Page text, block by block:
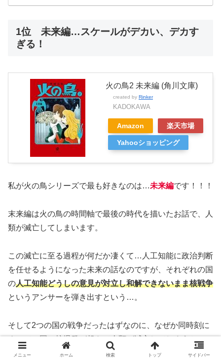
1位 未来編…スケールがデカい、デカす
ぎる！
火の鳥2 未来編 (角川文庫)
created by Rinker
KADOKAWA
Amazon 楽天市場
Yahooショッピング
私が火の鳥シリーズで最も好きなのは…未来編です！！！
末来編は火の鳥の時間軸で最後の時代を描いたお話で、人
類が滅亡してしまいます。
この滅亡に至る過程が何だか凄くて…人工知能に政治判断
を任せるようになった未来の話なのですが、それぞれの国
の人工知能どうしの意見が対立し和解できないまま核戦争
というアンサーを弾き出すという…。
そして2つの国の戦争だったはずなのに、なぜか同時刻に
すべての国で核爆発が起きて人類が滅亡してしまうとい
う、物語の中では種明かしがされない謎も含んでいます。
メニュー ホーム 検索 トップ サイドバー